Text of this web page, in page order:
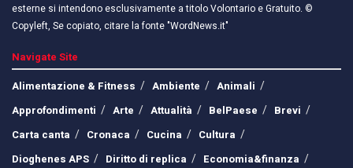
esterne si intendono esclusivamente a titolo Volontario e Gratuito. ©
Copyleft, Se copiato, citare la fonte "WordNews.it"
Navigate Site
Alimentazione & Fitness
Ambiente
Animali
Approfondimenti
Arte Attualità BelPaese
Brevi
Carta canta
Cronaca Cucina
Cultura
Dioghenes APS
Diritto di replica
Economia&finanza